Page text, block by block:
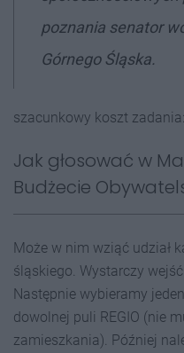
poznania senator
Górnego Śląska.
szacunkowy koszt
Jak głosować w
Budżecie
Może w nim wziąć udział
śląskiego. Wystarczy
Następnie wybieramy
dowolnej puli REGIO (nie
zamieszkania). Później